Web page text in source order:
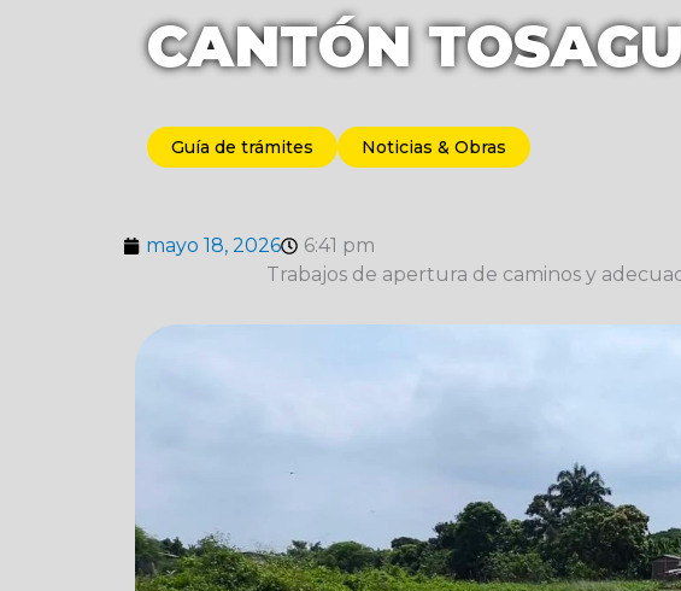
CANTÓN
Guía de trámites Noticias & Obras
mayo 18, 2026
6:41 pm
Trabajos de apertura de caminos y